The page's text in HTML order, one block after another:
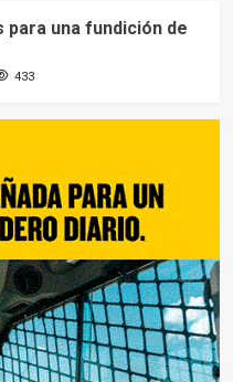
una fundición de
433